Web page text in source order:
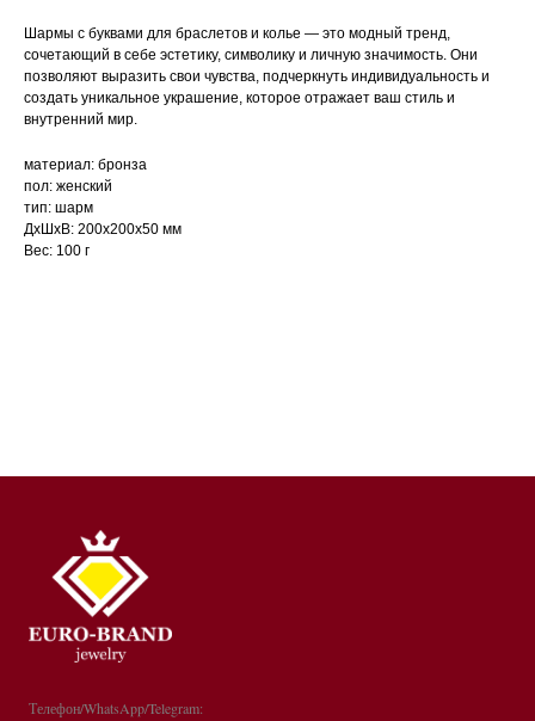
Шармы с буквами для браслетов и колье — это модный тренд,
сочетающий в себе эстетику, символику и личную значимость. Они
позволяют выразить свои чувства, подчеркнуть индивидуальность и
создать уникальное украшение, которое отражает ваш стиль и
внутренний мир.
материал: бронза
пол: женский
тип: шарм
ДxШxВ: 200x200x50 мм
Вес: 100 г
Телефон/WhatsApp/Telegram: